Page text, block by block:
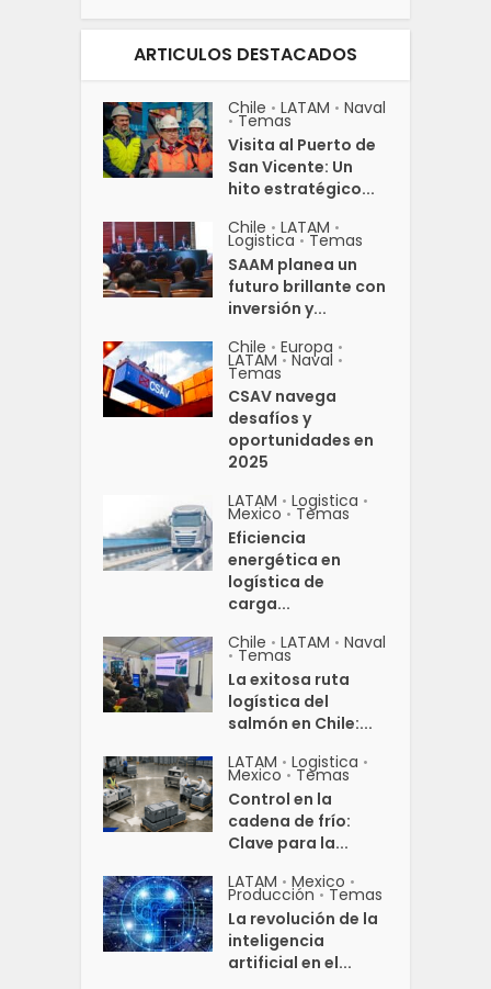
ARTICULOS DESTACADOS
Chile • LATAM • Naval
• Temas
Visita al Puerto de
San Vicente: Un
hito estratégico...
Chile • LATAM •
Logistica • Temas
SAAM planea un
futuro brillante con
inversión y...
Chile • Europa •
LATAM • Naval •
Temas
CSAV navega
desafíos y
oportunidades en
2025
LATAM • Logistica •
Mexico • Temas
Eficiencia
energética en
logística de
carga...
Chile • LATAM • Naval
• Temas
La exitosa ruta
logística del
salmón en Chile:...
LATAM • Logistica •
Mexico • Temas
Control en la
cadena de frío:
Clave para la...
LATAM • Mexico •
Producción • Temas
La revolución de la
inteligencia
artificial en el...